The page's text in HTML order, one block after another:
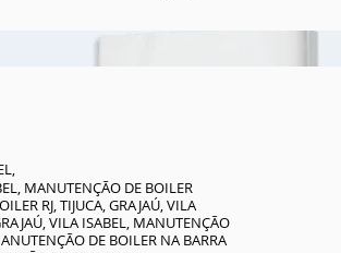
MANUTENÇÃO DE BOILER
RJ, TIJUCA, GRAJAÚ, VILA
VILA ISABEL, MANUTENÇÃO
DE BOILER NA BARRA